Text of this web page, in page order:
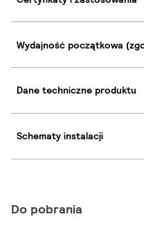
Wydajność początkowa
Dane techniczne produktu
Schematy instalacji
Do pobrania